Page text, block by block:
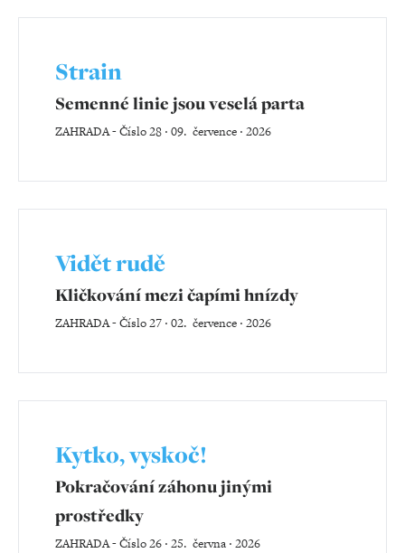
Strain
Semenné linie jsou veselá parta
ZAHRADA-Číslo 28 ‧ 09. července ‧ 2026
Vidět rudě
Kličkování mezi čapími hnízdy
ZAHRADA-Číslo 27 ‧ 02. července ‧ 2026
Kytko, vyskoč!
Pokračování záhonu jinými
prostředky
ZAHRADA-Číslo 26 ‧ 25. června ‧ 2026